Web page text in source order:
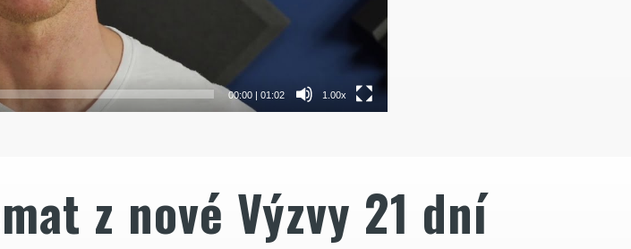
00:00 | 01:02 1.00x
z nové Výzvy 21 dní